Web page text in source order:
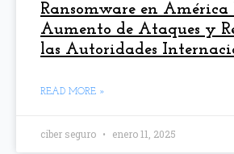
Ransomware en
Aumento de Ataques y
las Autoridades
READ MORE »
ciber seguro enero 11, 2025